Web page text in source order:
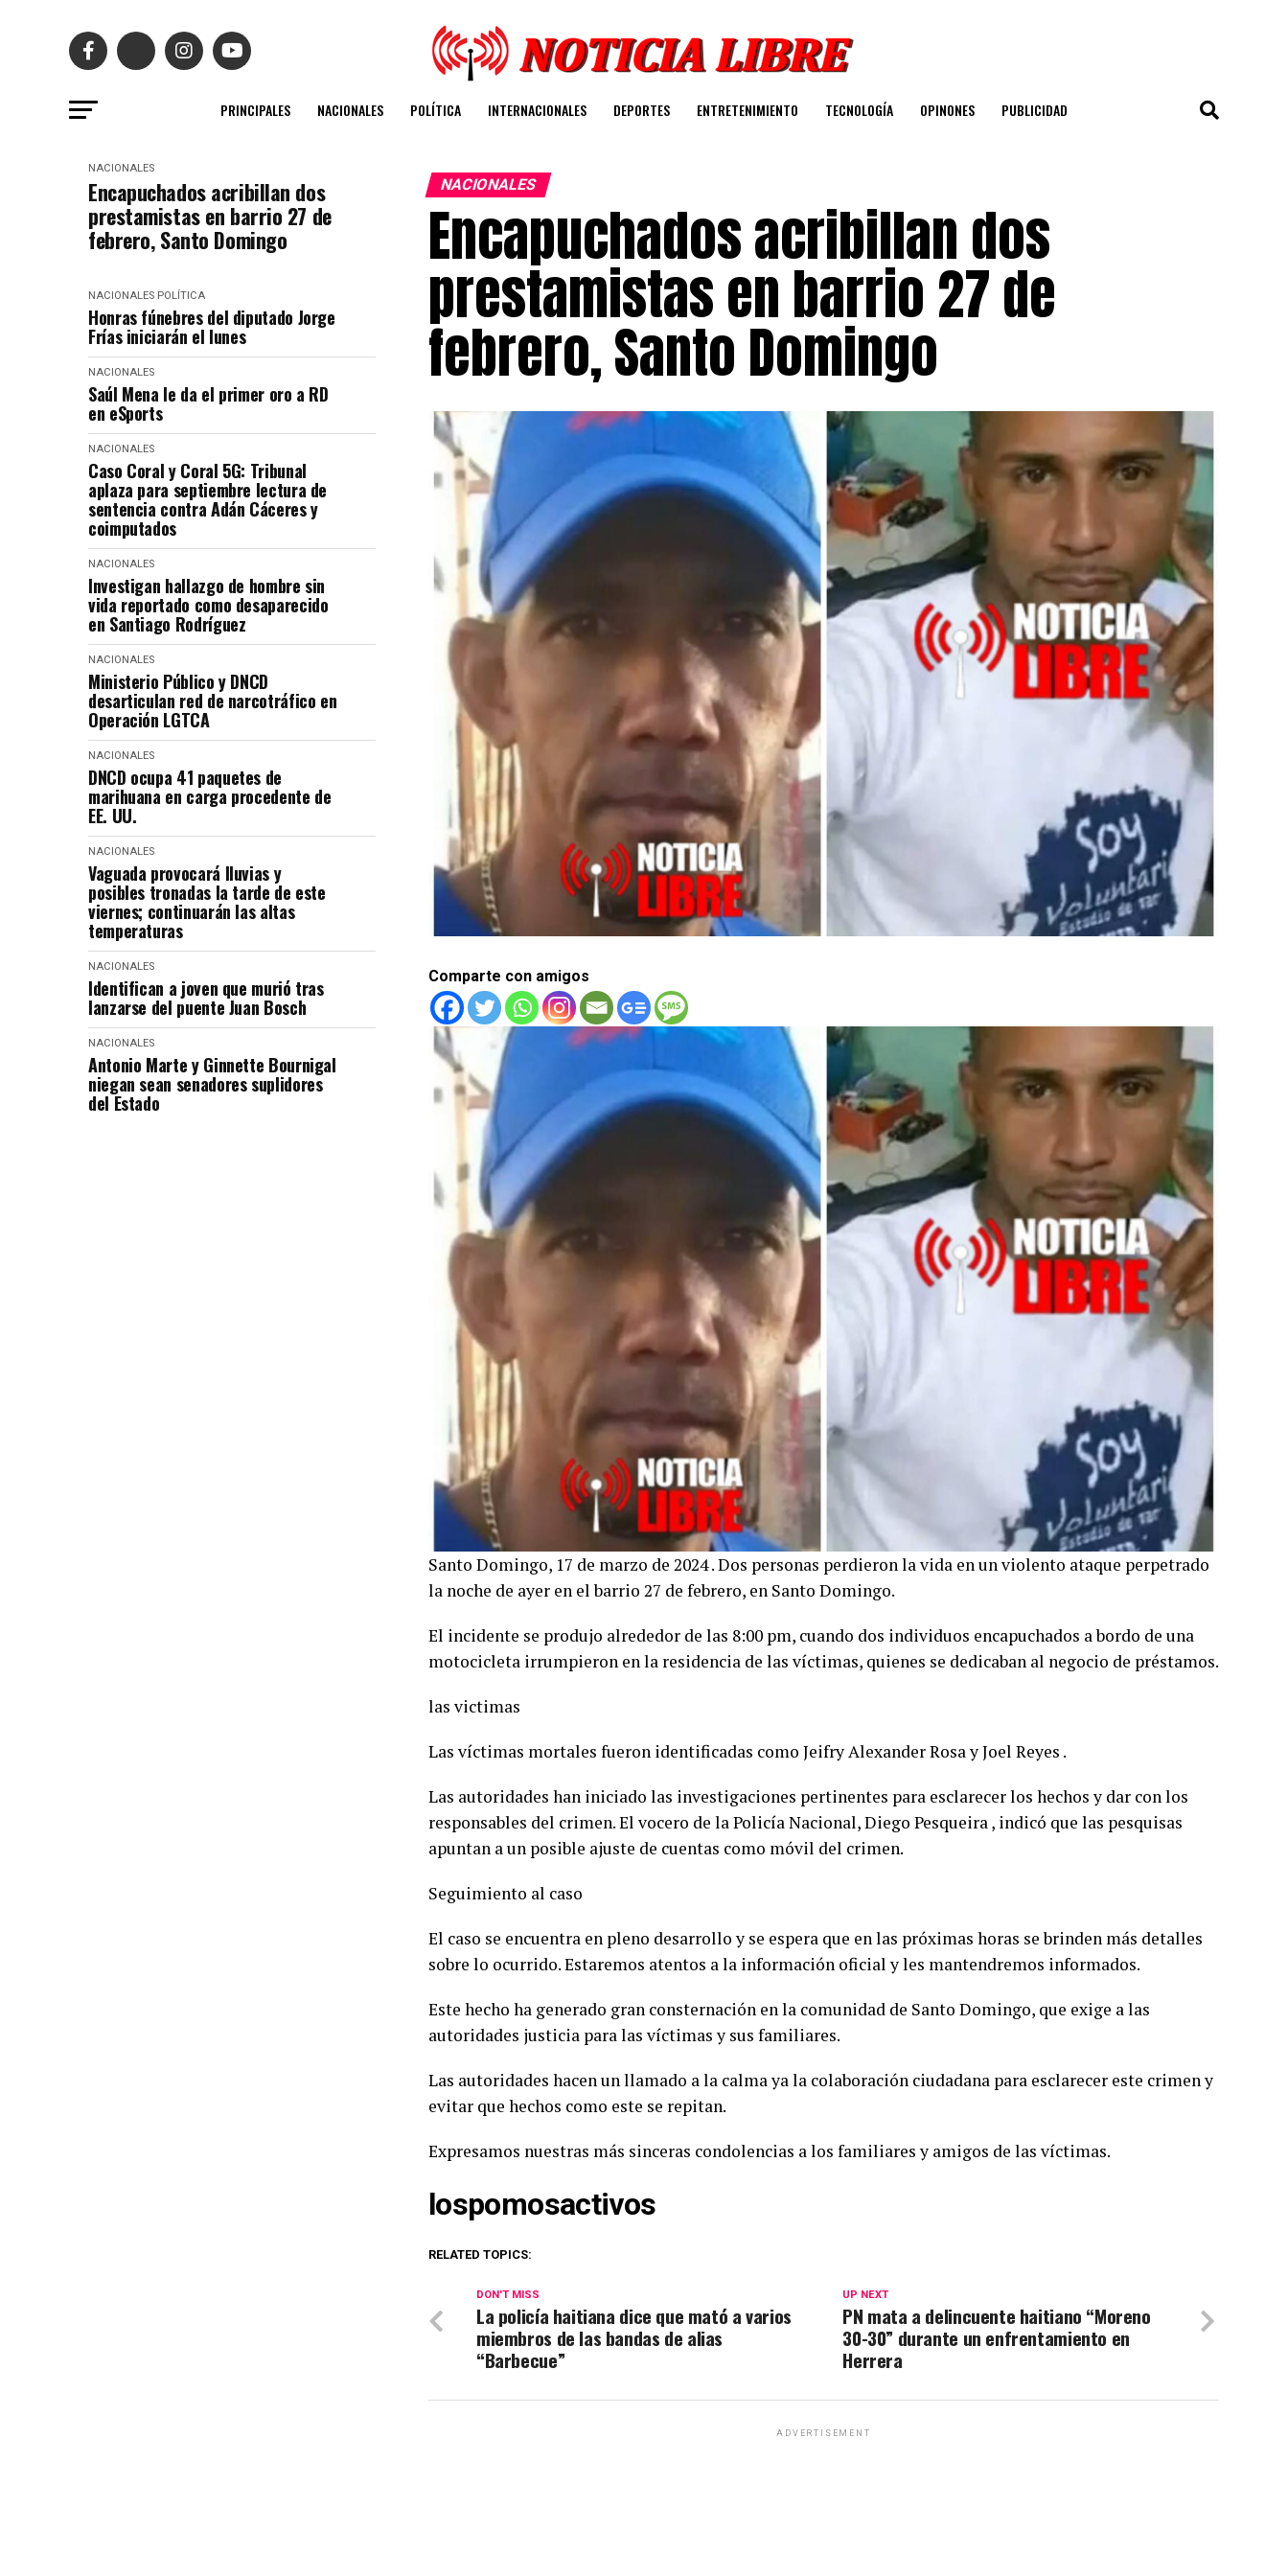
PRINCIPALES NACIONALES POLÍTICA INTERNACIONALES DEPORTES ENTRETENIMIENTO TECNOLOGÍA OPINONES PUBLICIDAD
NACIONALES
Encapuchados acribillan dos
prestamistas en barrio 27 de
febrero, Santo Domingo
NACIONALES POLÍTICA
Honras fúnebres del diputado Jorge
Frías iniciarán el lunes
NACIONALES
Saúl Mena le da el primer oro a RD
en eSports
NACIONALES
Caso Coral y Coral 5G: Tribunal
aplaza para septiembre lectura de
sentencia contra Adán Cáceres y
coimputados
NACIONALES
Investigan hallazgo de hombre sin
vida reportado como desaparecido
en Santiago Rodríguez
NACIONALES
Ministerio Público y DNCD
desarticulan red de narcotráfico en
Operación LGTCA
NACIONALES
DNCD ocupa 41 paquetes de
marihuana en carga procedente de
EE. UU.
NACIONALES
Vaguada provocará lluvias y
posibles tronadas la tarde de este
viernes; continuarán las altas
temperaturas
NACIONALES
Identifican a joven que murió tras
lanzarse del puente Juan Bosch
NACIONALES
Antonio Marte y Ginnette Bournigal
niegan sean senadores suplidores
del Estado
NACIONALES
Encapuchados acribillan dos
prestamistas en barrio 27 de
febrero, Santo Domingo
Comparte con amigos
Santo Domingo, 17 de marzo de 2024 . Dos personas perdieron la vida en un violento ataque perpetrado
la noche de ayer en el barrio 27 de febrero, en Santo Domingo.
El incidente se produjo alrededor de las 8:00 pm, cuando dos individuos encapuchados a bordo de una
motocicleta irrumpieron en la residencia de las víctimas, quienes se dedicaban al negocio de préstamos.
las victimas
Las víctimas mortales fueron identificadas como Jeifry Alexander Rosa y Joel Reyes .
Las autoridades han iniciado las investigaciones pertinentes para esclarecer los hechos y dar con los
responsables del crimen. El vocero de la Policía Nacional, Diego Pesqueira , indicó que las pesquisas
apuntan a un posible ajuste de cuentas como móvil del crimen.
Seguimiento al caso
El caso se encuentra en pleno desarrollo y se espera que en las próximas horas se brinden más detalles
sobre lo ocurrido. Estaremos atentos a la información oficial y les mantendremos informados.
Este hecho ha generado gran consternación en la comunidad de Santo Domingo, que exige a las
autoridades justicia para las víctimas y sus familiares.
Las autoridades hacen un llamado a la calma ya la colaboración ciudadana para esclarecer este crimen y
evitar que hechos como este se repitan.
Expresamos nuestras más sinceras condolencias a los familiares y amigos de las víctimas.
lospomosactivos
RELATED TOPICS:
UP NEXT
PN mata a delincuente haitiano “Moreno
30-30” durante un enfrentamiento en
Herrera
DON'T MISS
La policía haitiana dice que mató a varios
miembros de las bandas de alias
“Barbecue”
ADVERTISEMENT